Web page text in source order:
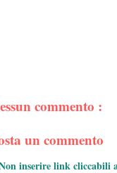
commento :
un commento
inserire link cliccabili